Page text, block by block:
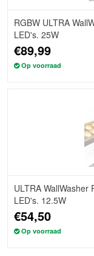
RGBW ULTRA
LED's. 25W
€89,99
Op voorraad
ULTRA WallWasher
LED's. 12.5W
€54,50
Op voorraad